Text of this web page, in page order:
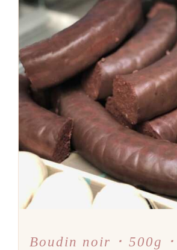
AJOUTER AU PANIER
DÉTAILS
Boudin noir ･ 500g